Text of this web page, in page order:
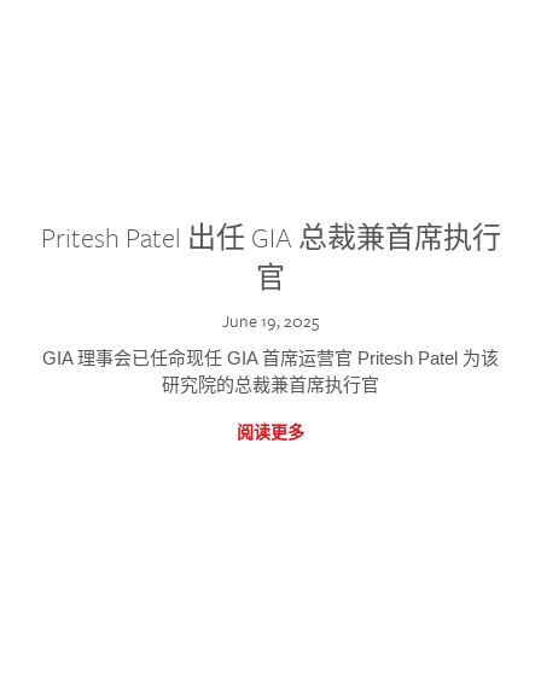
Pritesh Patel 出任 GIA 总裁兼首席执行
官
June 19, 2025
GIA 理事会已任命现任 GIA 首席运营官 Pritesh Patel 为该
研究院的总裁兼首席执行官
阅读更多